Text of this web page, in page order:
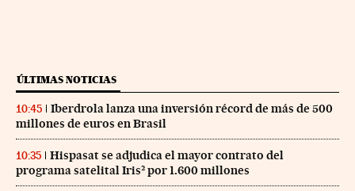
ÚLTIMAS NOTICIAS
10:45
Iberdrola lanza una inversión récord de más de 500
millones de euros en Brasil
10:35
Hispasat se adjudica el mayor contrato del
programa satelital Iris² por 1.600 millones